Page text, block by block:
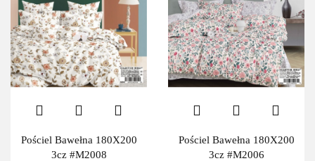
Pościel Bawełna 180X200
3cz #M2008
Pościel Bawełna 180X200
3cz #M2006